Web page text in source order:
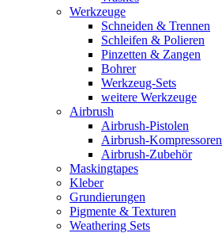
Werkzeuge
Schneiden & Trennen
Schleifen & Polieren
Pinzetten & Zangen
Bohrer
Werkzeug-Sets
weitere Werkzeuge
Airbrush
Airbrush-Pistolen
Airbrush-Kompressoren
Airbrush-Zubehör
Maskingtapes
Kleber
Grundierungen
Pigmente & Texturen
Weathering Sets